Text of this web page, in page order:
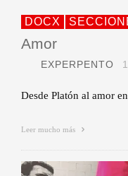
DOCX
Amor
EXPERPENTO
Desde Platón al amor
Leer mucho más